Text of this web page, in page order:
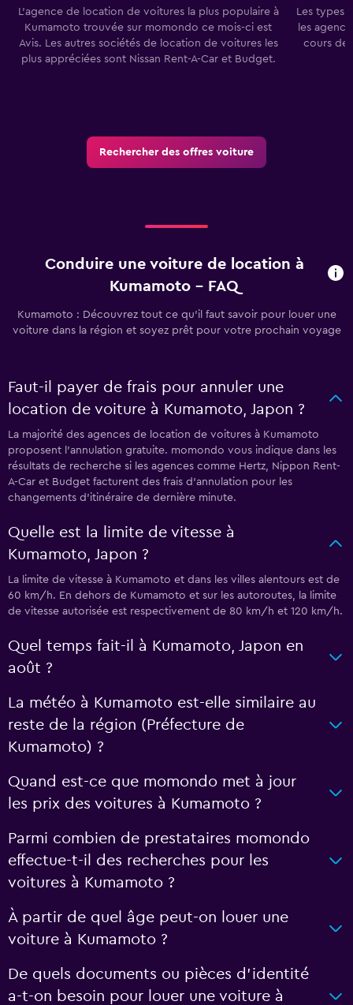
L'agence de location de voitures la plus populaire à
Kumamoto trouvée sur momondo ce mois-ci est
Avis. Les autres sociétés de location de voitures les
plus appréciées sont Nissan Rent-A-Car et Budget.
Les types
les
cours
Rechercher des offres voiture
Conduire une voiture de location à
Kumamoto - FAQ
Kumamoto : Découvrez tout ce qu’il faut savoir pour louer une
voiture dans la région et soyez prêt pour votre prochain voyage
Faut-il payer de frais pour annuler une
location de voiture à Kumamoto, Japon ?
La majorité des agences de location de voitures à Kumamoto
proposent l’annulation gratuite. momondo vous indique dans les
résultats de recherche si les agences comme Hertz, Nippon Rent-
A-Car et Budget facturent des frais d’annulation pour les
changements d’itinéraire de dernière minute.
Quelle est la limite de vitesse à
Kumamoto, Japon ?
La limite de vitesse à Kumamoto et dans les villes alentours est de
60 km/h. En dehors de Kumamoto et sur les autoroutes, la limite
de vitesse autorisée est respectivement de 80 km/h et 120 km/h.
Quel temps fait-il à Kumamoto, Japon en
août ?
La météo à Kumamoto est-elle similaire au
reste de la région (Préfecture de
Kumamoto) ?
Quand est-ce que momondo met à jour
les prix des voitures à Kumamoto ?
Parmi combien de prestataires momondo
effectue-t-il des recherches pour les
voitures à Kumamoto ?
À partir de quel âge peut-on louer une
voiture à Kumamoto ?
De quels documents ou pièces d'identité
a-t-on besoin pour louer une voiture à